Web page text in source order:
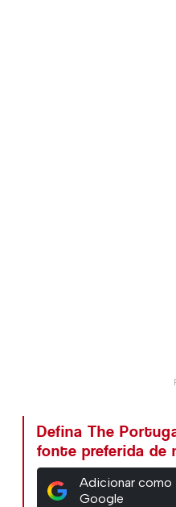
Defina The
fonte preferida de
Adicionar como
Google